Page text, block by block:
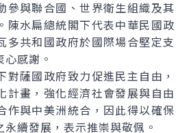
參與聯合國、世界衛生組織及其
陳水扁總統閣下代表中華民國政
多共和國政府於國際場合堅定支
感謝。
薩國政府致力促進民主自由，
計畫，強化經濟社會發展與自由
作與中美洲統合，因此得以確保
續發展，表示推崇與敬佩。